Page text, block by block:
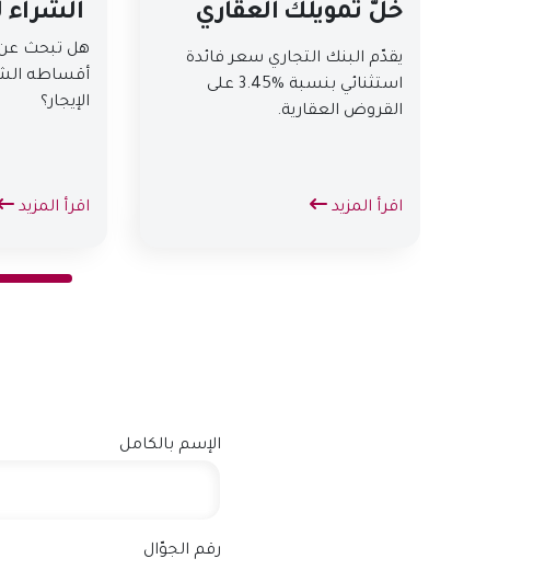
خلّ تمويلك العقاري
يقدّم البنك التجاري سعر فائدة
استثنائي بنسبة %3.45 على
القروض العقارية.
اقرأ المزيد
الشراء
هل تبحث
أقساطه
الإيجار؟
اقرأ المزيد
الإسم بالكامل
رقم الجوّال